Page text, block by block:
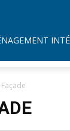
Façade